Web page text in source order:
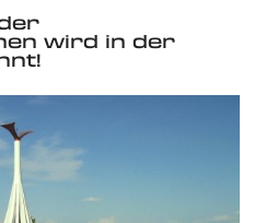
wird in der